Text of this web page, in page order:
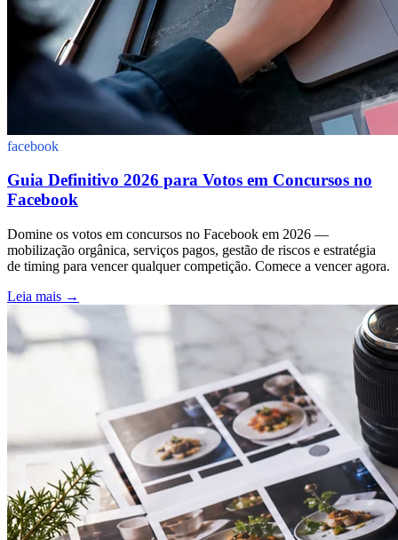
facebook
Guia Definitivo 2026 para Votos em Concursos no
Facebook
Domine os votos em concursos no Facebook em 2026 —
mobilização orgânica, serviços pagos, gestão de riscos e estratégia
de timing para vencer qualquer competição. Comece a vencer agora.
Leia mais →